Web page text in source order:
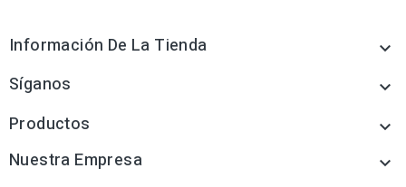
Información De La Tienda 
Síganos 
Productos 
Nuestra Empresa 